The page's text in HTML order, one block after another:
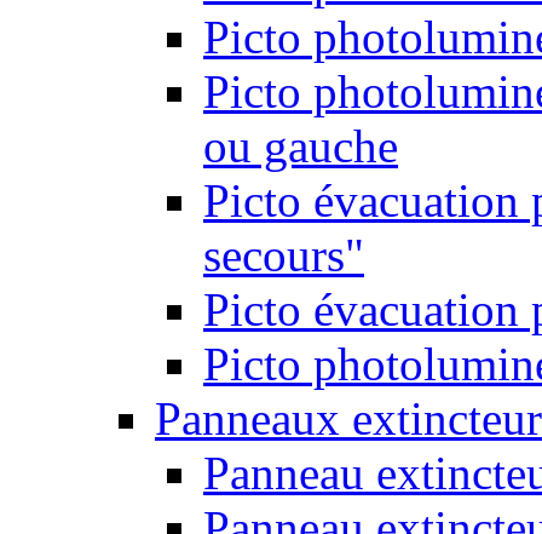
Picto
Picto
ou gauche
Picto évacuation
secours"
Picto évacuation
Picto
Panneaux
Panneau